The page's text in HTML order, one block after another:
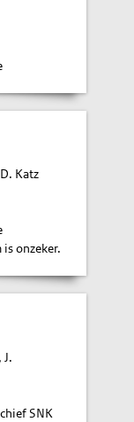
Katz
onzeker.
J.
SNK